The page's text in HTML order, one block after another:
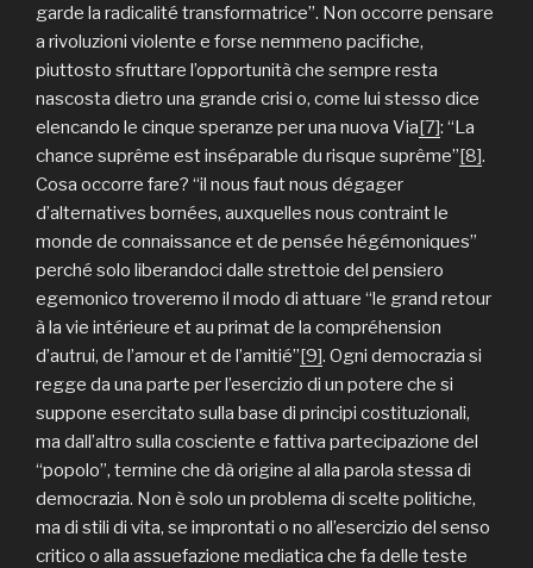
garde la radicalité transformatrice”. Non occorre pensare
a rivoluzioni violente e forse nemmeno pacifiche,
piuttosto sfruttare l’opportunità che sempre resta
nascosta dietro una grande crisi o, come lui stesso dice
elencando le cinque speranze per una nuova Via[7]: “La
chance suprême est inséparable du risque suprême”[8].
Cosa occorre fare? “il nous faut nous dégager
d’alternatives bornées, auxquelles nous contraint le
monde de connaissance et de pensée hégémoniques”
perché solo liberandoci dalle strettoie del pensiero
egemonico troveremo il modo di attuare “le grand retour
à la vie intérieure et au primat de la compréhension
d’autrui, de l’amour et de l’amitié”[9]. Ogni democrazia si
regge da una parte per l’esercizio di un potere che si
suppone esercitato sulla base di principi costituzionali,
ma dall’altro sulla cosciente e fattiva partecipazione del
“popolo”, termine che dà origine al alla parola stessa di
democrazia. Non è solo un problema di scelte politiche,
ma di stili di vita, se improntati o no all’esercizio del senso
critico o alla assuefazione mediatica che fa delle teste